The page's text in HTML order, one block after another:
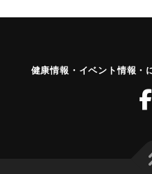
健康情報・イベント情報・